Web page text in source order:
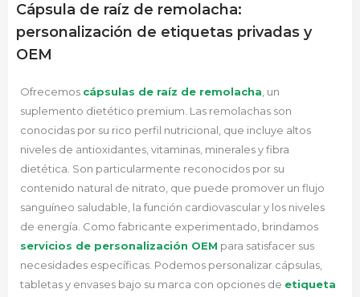
Cápsula de raíz de remolacha:
personalización de etiquetas privadas y
OEM
Ofrecemos cápsulas de raíz de remolacha , un
suplemento dietético premium. Las remolachas son
conocidas por su rico perfil nutricional, que incluye altos
niveles de antioxidantes, vitaminas, minerales y fibra
dietética. Son particularmente reconocidos por su
contenido natural de nitrato, que puede promover un flujo
sanguíneo saludable, la función cardiovascular y los niveles
de energía. Como fabricante experimentado, brindamos
servicios de personalización OEM para satisfacer sus
necesidades específicas. Podemos personalizar cápsulas,
tabletas y envases bajo su marca con opciones de etiqueta